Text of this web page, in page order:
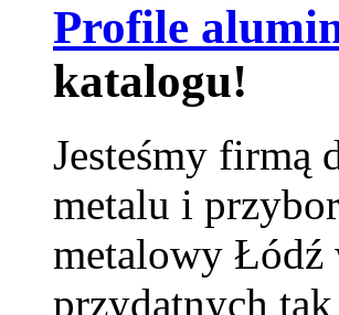
Profile
katalogu!
Jesteśmy firmą
metalu i
metalowy Łódź
przydatnych